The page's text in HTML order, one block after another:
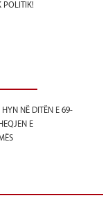
POLITIK!
HYN NË DITËN E 69-
E